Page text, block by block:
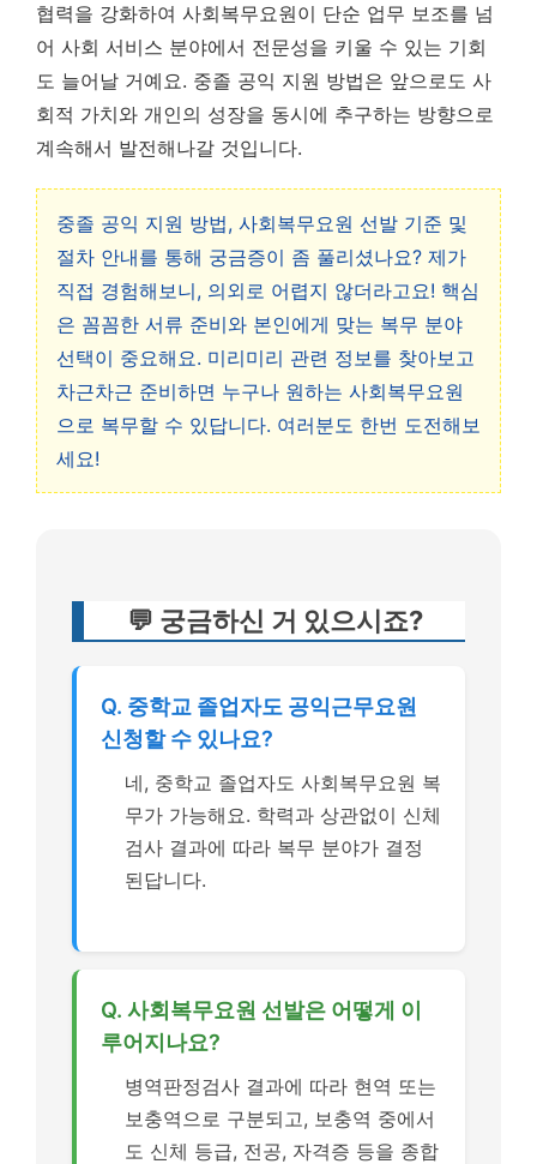
협력을 강화하여 사회복무요원이 단순 업무 보조를 넘
어 사회 서비스 분야에서 전문성을 키울 수 있는 기회
도 늘어날 거예요. 중졸 공익 지원 방법은 앞으로도 사
회적 가치와 개인의 성장을 동시에 추구하는 방향으로
계속해서 발전해나갈 것입니다.
중졸 공익 지원 방법, 사회복무요원 선발 기준 및
절차 안내를 통해 궁금증이 좀 풀리셨나요? 제가
직접 경험해보니, 의외로 어렵지 않더라고요! 핵심
은 꼼꼼한 서류 준비와 본인에게 맞는 복무 분야
선택이 중요해요. 미리미리 관련 정보를 찾아보고
차근차근 준비하면 누구나 원하는 사회복무요원
으로 복무할 수 있답니다. 여러분도 한번 도전해보
세요!
💬 궁금하신 거 있으시죠?
Q. 중학교 졸업자도 공익근무요원
신청할 수 있나요?
네, 중학교 졸업자도 사회복무요원 복
무가 가능해요. 학력과 상관없이 신체
검사 결과에 따라 복무 분야가 결정
된답니다.
Q. 사회복무요원 선발은 어떻게 이
루어지나요?
병역판정검사 결과에 따라 현역 또는
보충역으로 구분되고, 보충역 중에서
도 신체 등급, 전공, 자격증 등을 종합